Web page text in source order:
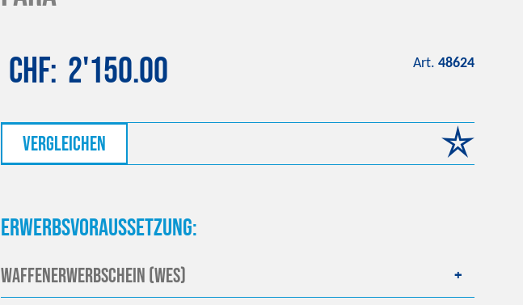
CHF 2'150.00 Art. 48624
vergleichen
Erwerbsvoraussetzung:
Waffenerwerbschein (WES)